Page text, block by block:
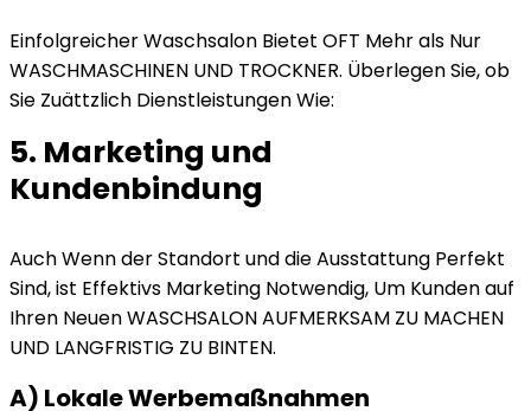
Einfolgreicher Waschsalon Bietet OFT Mehr als Nur
WASCHMASCHINEN UND TROCKNER. Überlegen Sie, ob
Sie Zuättzlich Dienstleistungen Wie:
5. Marketing und
Kundenbindung
Auch Wenn der Standort und die Ausstattung Perfekt
Sind, ist Effektivs Marketing Notwendig, Um Kunden auf
Ihren Neuen WASCHSALON AUFMERKSAM ZU MACHEN
UND LANGFRISTIG ZU BINTEN.
A) Lokale Werbemaßnahmen